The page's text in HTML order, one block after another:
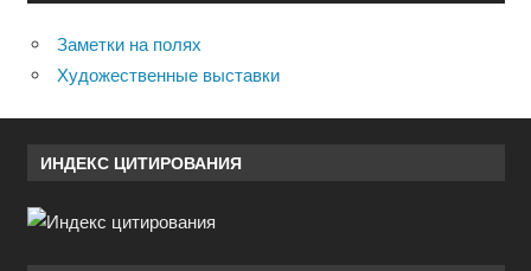
Заметки на полях
Художественные выставки
ИНДЕКС ЦИТИРОВАНИЯ